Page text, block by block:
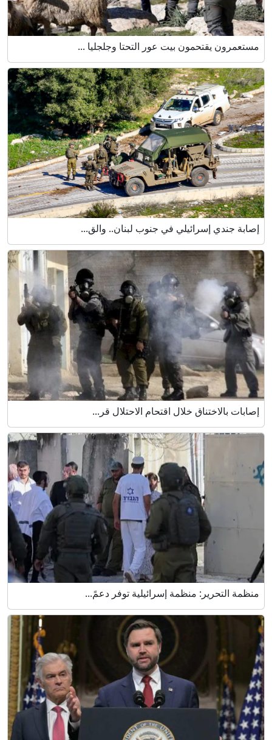
مستعمرون يقتحمون بيت عور التحتا وجلجليا ...
إصابة جندي إسرائيلي في جنوب لبنان.. والق...
إصابات بالاختناق خلال اقتحام الاحتلال قر...
منظمة التحرير: منظمة إسرائيلية توفر دعمً...